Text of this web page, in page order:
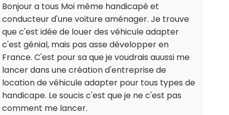
Bonjour a tous Moi même handicapé et
conducteur d'une voiture aménager. Je trouve
que c'est idée de louer des véhicule adapter
c'est génial, mais pas asse développer en
France. C'est pour sa que je voudrais auussi me
lancer dans une création d'entreprise de
location de véhicule adapter pour tous types de
handicape. Le soucis c'est que je ne c'est pas
comment me lancer.